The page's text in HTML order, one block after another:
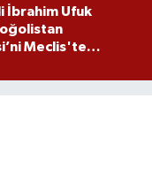
İbrahim Ufuk
Meclis'te